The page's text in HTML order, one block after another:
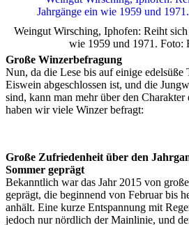
Jahrgänge ein wie 1959 und
Weingut Wirsching, Iphofen: Reiht
wie 1959 und 1971. Foto:
Große Winzerbefragung
Nun, da die Lese bis auf einige edelsüße
Eiswein abgeschlossen ist, und die
sind, kann man mehr über den Charakter
haben wir viele Winzer befragt:
Große Zufriedenheit über den
Sommer geprägt
Bekanntlich war das Jahr 2015 von
geprägt, die beginnend von Februar bis
anhält. Eine kurze Entspannung mit
jedoch nur nördlich der Mainlinie, und